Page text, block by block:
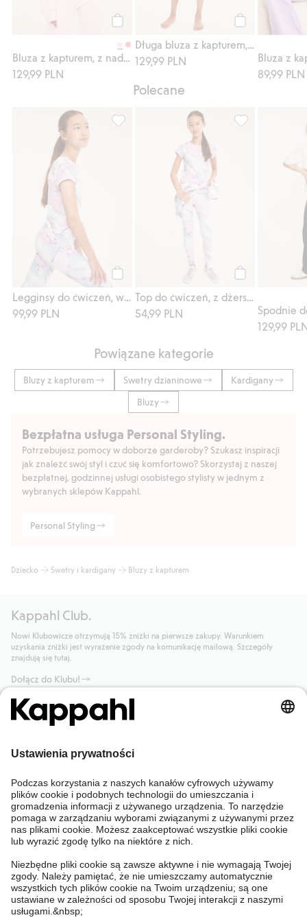
129,99 PLN
129,99 PLN
89,99 PLN
Polecane
Kup
99,99 PLN
Legginsy do ćwiczeń, we wzór
54,99 PLN
Top do
129,99
Powiązane kategorie
Bluzy z kapturem Swetry dzianinowe
Kardigany
Bluzy
Bezpłatna usługa Personal Styling.
Potrzebujesz pomocy w doborze garderoby? Szukasz inspiracji
jak znaleźć swój styl i czuć się komfortowo? Skorzystaj z naszej
bezpłatnej, godzinnej usługi osobistego stylisty w jednym z
wybranych sklepów Kappahl.
Personal Styling
Dziecko Swetry i kardigany Bluzy z kapturem
Kappahl Club.
Nowi Klubowicze otrzymują 15% zniżki na pierwsze zakupy. Warunkiem
uzyskania zniżki jest wyrażenie zgody na komunikację mailową. Szczegóły
znajdują się tutaj.
Dołącz do Klubu!
Potrzebujesz pomocy?
Sklep internetowy
Częste pytania
Twoje zamówienie
Kappahl Club
Mój profil
Kappahl Club
O nas
O Kappahl Group
Warunki i zasady